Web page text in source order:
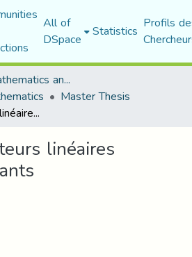
All of
DSpace Statistics Profils
Faculty of Mathematics and Computer Science
Master Thesis
Sur les opérateurs linéaires (q,p;Y)-sommants
linéaires